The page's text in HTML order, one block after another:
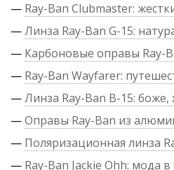
— Ray-Ban Clubmaster:
—Линза Ray-Ban G-15:
— Карбоновые оправы Ray-
— Ray-Ban Wayfarer:
—Линза Ray-Ban B-15: боже,
—Оправы Ray-Ban из
— Поляризационная линза
— Ray-Ban Jackie Ohh: мода